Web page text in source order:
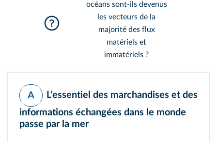
océans sont-ils devenus
les vecteurs de la
majorité des flux
matériels et
immatériels ?
A
L'essentiel des marchandises et des
informations échangées dans le monde
passe par la mer